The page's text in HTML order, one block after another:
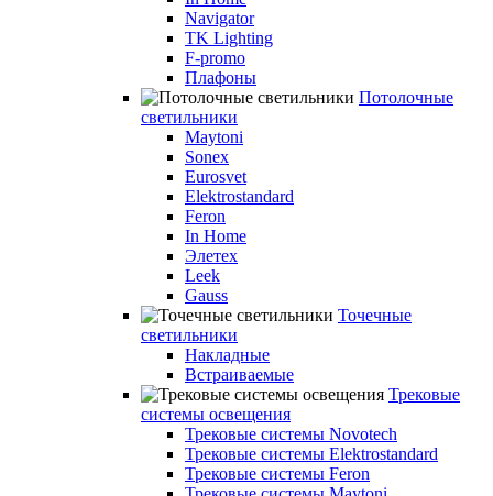
Navigator
TK Lighting
F-promo
Плафоны
Потолочные
светильники
Maytoni
Sonex
Eurosvet
Elektrostandard
Feron
In Home
Элетех
Leek
Gauss
Точечные
светильники
Накладные
Встраиваемые
Трековые
системы освещения
Трековые системы Novotech
Трековые системы Elektrostandard
Трековые системы Feron